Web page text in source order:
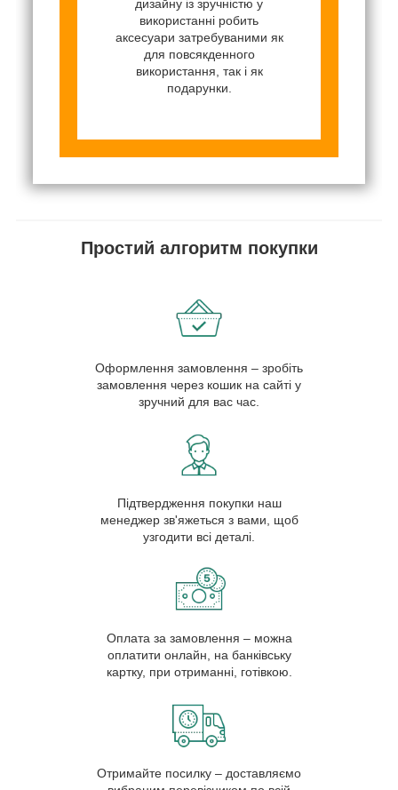
дизайну із зручністю у
використанні робить
аксесуари затребуваними як
для повсякденного
використання, так і як
подарунки.
Простий алгоритм покупки
Оформлення замовлення – зробіть
замовлення через кошик на сайті у
зручний для вас час.
Підтвердження покупки наш
менеджер зв'яжеться з вами, щоб
узгодити всі деталі.
Оплата за замовлення – можна
оплатити онлайн, на банківську
картку, при отриманні, готівкою.
Отримайте посилку – доставляємо